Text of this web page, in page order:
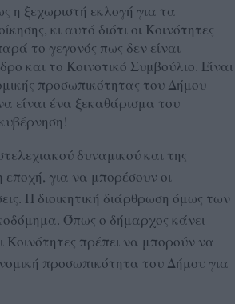
η ξεχωριστή εκλογή για τα
κι αυτό διότι οι Κοινότητες
το γεγονός πως δεν είναι
και το Κοινοτικό Συμβούλιο. Είναι
προσωπικότητας του Δήμου
είναι ένα ξεκαθάρισμα του
δυναμικού και της
εποχή, για να μπορέσουν οι
Η διοικητική διάρθρωση όμως των
Όπως ο δήμαρχος κάνει
Κοινότητες πρέπει να μπορούν να
προσωπικότητα του Δήμου για